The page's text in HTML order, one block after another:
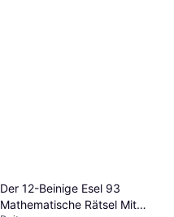
Der 12-Beinige Esel 93
Mathematische Rätsel Mit